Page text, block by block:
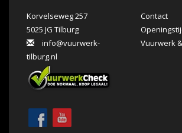
Korvelseweg 257
5025 JG Tilburg
info@vuurwerk-
tilburg.nl
Contact
Vuurwerk